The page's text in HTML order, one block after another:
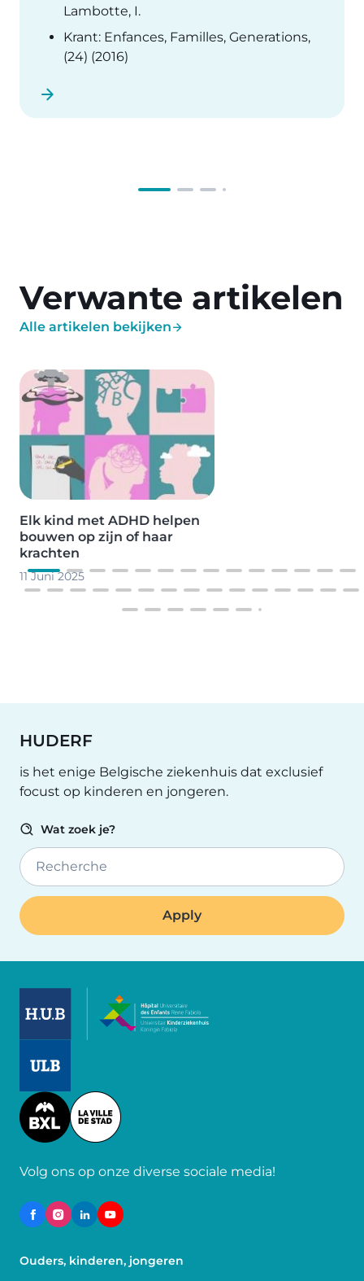
Lambotte, I.
Krant: Enfances, Familles, Generations,
(24) (2016)
Verwante artikelen
Alle artikelen bekijken
Image
Elk kind met ADHD helpen
bouwen op zijn of haar
krachten
11 Juni 2025
HUDERF
is het enige Belgische ziekenhuis dat exclusief
focust op kinderen en jongeren.
Wat zoek je?
Recherche
Image
Volg ons op onze diverse sociale media!
Ouders, kinderen, jongeren